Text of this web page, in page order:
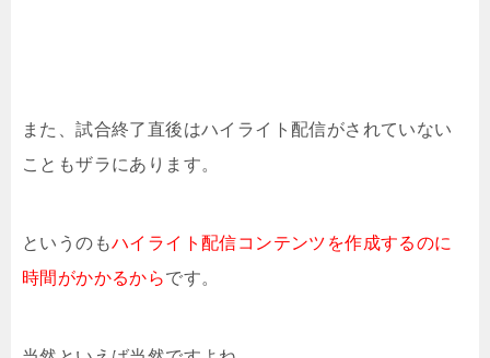
また、試合終了直後はハイライト配信がされていない
こともザラにあります。
というのもハイライト配信コンテンツを作成するのに
時間がかかるからです。